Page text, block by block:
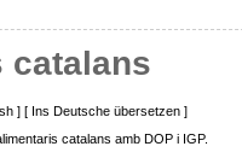
catalans
] [ Ins Deutsche übersetzen ]
catalans amb DOP i IGP.